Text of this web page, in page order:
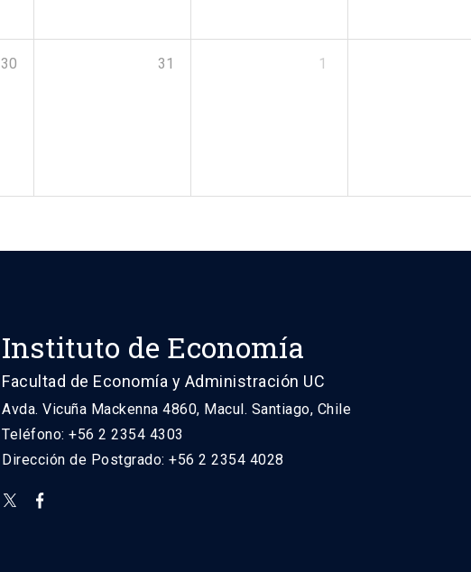
30 31 1
Instituto de Economía
Facultad de Economía y Administración UC
Avda. Vicuña Mackenna 4860, Macul. Santiago, Chile
Teléfono: +56 2 2354 4303
Dirección de Postgrado: +56 2 2354 4028